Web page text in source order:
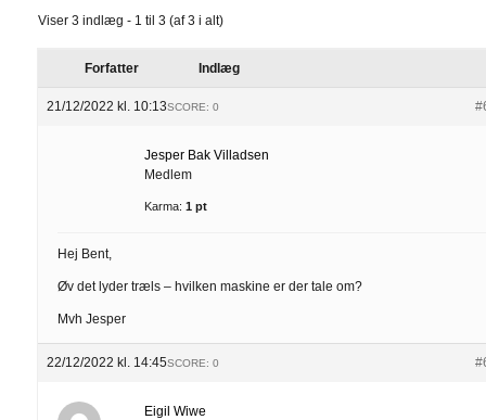
Viser 3 indlæg - 1 til 3 (af 3 i alt)
Forfatter Indlæg
21/12/2022 kl. 10:13SCORE: 0
Jesper Bak Villadsen
Medlem
Karma: 1 pt
Hej Bent,
Øv det lyder træls – hvilken maskine er der tale om?
Mvh Jesper
22/12/2022 kl. 14:45SCORE: 0
Eigil Wiwe